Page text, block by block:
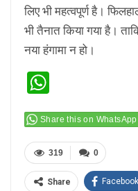
लिए भी महत्वपूर्ण है।
भी तैनात किया गया है।
नया हंगामा न हो।
Share this on WhatsApp
0
319
Share Facebook